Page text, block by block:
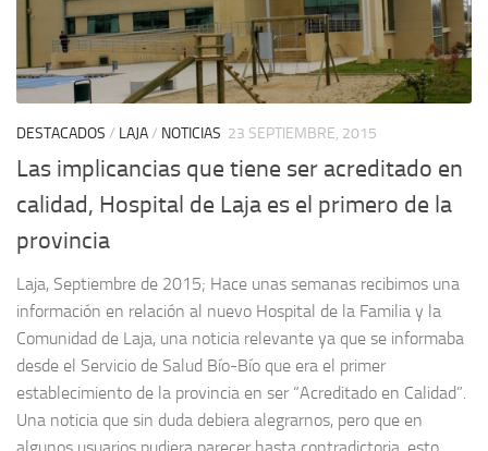
DESTACADOS / LAJA/ NOTICIAS 23 SEPTIEMBRE, 2015
Las implicancias que tiene ser acreditado en
calidad, Hospital de Laja es el primero de la
provincia
Laja, Septiembre de 2015; Hace unas semanas recibimos una
información en relación al nuevo Hospital de la Familia y la
Comunidad de Laja, una noticia relevante ya que se informaba
desde el Servicio de Salud Bío-Bío que era el primer
establecimiento de la provincia en ser “Acreditado en Calidad”.
Una noticia que sin duda debiera alegrarnos, pero que en